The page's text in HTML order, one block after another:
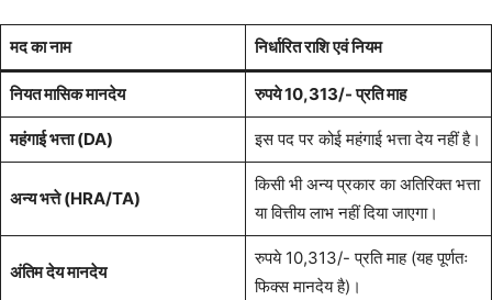
मद का नाम निर्धारित राशि एवं नियम
नियत मासिक मानदेय रुपये 10,313/- प्रति माह
महंगाई भत्ता (DA) इस पद पर कोई महंगाई भत्ता देय नहीं है।
अन्य भत्ते (HRA/TA)
किसी भी अन्य प्रकार का अतिरिक्त भत्ता
या वित्तीय लाभ नहीं दिया जाएगा।
अंतिम देय मानदेय
रुपये 10,313/- प्रति माह (यह पूर्णतः
फिक्स मानदेय है)।